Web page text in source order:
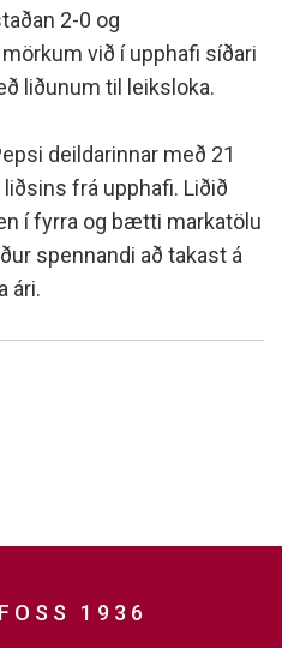
2-0 og
við í upphafi síðari
liðunum til leiksloka.
deildarinnar með 21
frá upphafi. Liðið
í fyrra og bætti markatölu
spennandi að takast á
ári.
1936